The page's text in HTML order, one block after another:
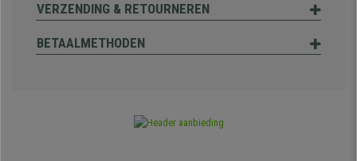
VERZENDING & RETOURNEREN
BETAALMETHODEN